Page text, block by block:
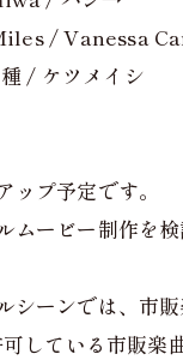
/ Vanessa
/ ケツメイシ
ップ予定です。
ムービー制作を
シーンでは、市
している市販楽